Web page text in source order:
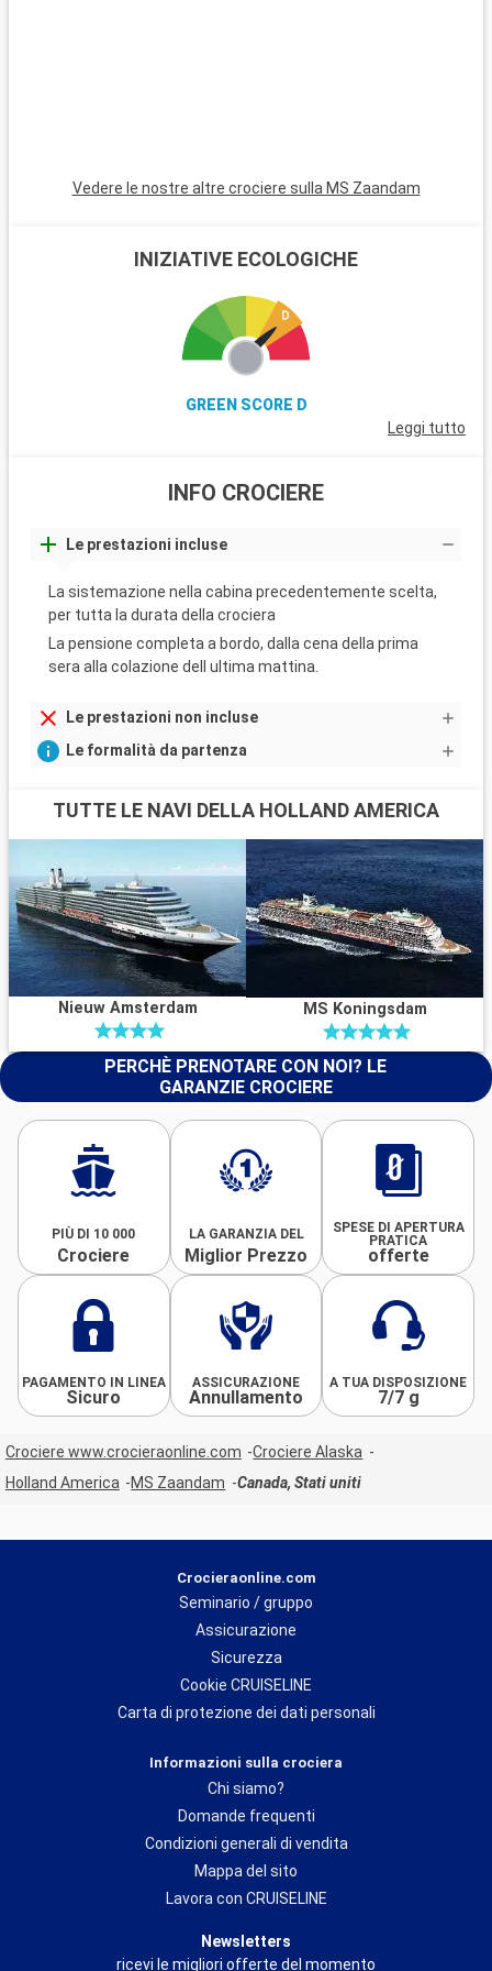
Vedere le nostre altre crociere sulla MS Zaandam
INIZIATIVE ECOLOGICHE
GREEN SCORE D
Leggi tutto
INFO CROCIERE
Le prestazioni incluse
La sistemazione nella cabina precedentemente scelta,
per tutta la durata della crociera
La pensione completa a bordo, dalla cena della prima
sera alla colazione dell ultima mattina.
Le prestazioni non incluse
Le formalità da partenza
TUTTE LE NAVI DELLA HOLLAND AMERICA
Nieuw Amsterdam MS Koningsdam
PERCHÈ PRENOTARE CON NOI? LE
GARANZIE CROCIERE
PIÙ DI 10 000
Crociere
LA GARANZIA DEL
Miglior Prezzo
SPESE DI APERTURA
PRATICA
offerte
PAGAMENTO IN LINEA
Sicuro
ASSICURAZIONE
Annullamento
A TUA DISPOSIZIONE
7/7 g
Crociere www.crocieraonline.com
Crociere Alaska
Holland America
MS Zaandam Canada, Stati uniti
Crocieraonline.com
Seminario / gruppo
Assicurazione
Sicurezza
Cookie CRUISELINE
Carta di protezione dei dati personali
Informazioni sulla crociera
Chi siamo?
Domande frequenti
Condizioni generali di vendita
Mappa del sito
Lavora con CRUISELINE
Newsletters
ricevi le migliori offerte del momento